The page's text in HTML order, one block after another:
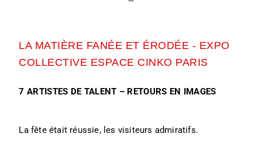
LA MATIÈRE FANÉE ET ÉRODÉE - EXPO
COLLECTIVE ESPACE CINKO PARIS
7 ARTISTES DE TALENT – RETOURS EN IMAGES
La fête était réussie, les visiteurs admiratifs.